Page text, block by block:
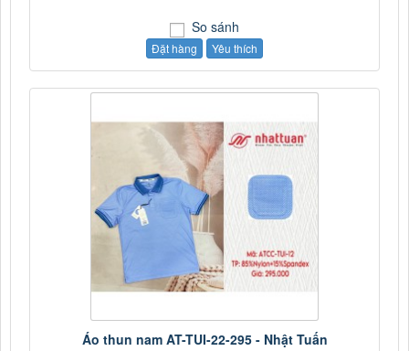
So sánh
Đặt hàng Yêu thích
Áo thun nam AT-TUI-22-295 - Nhật Tuấn